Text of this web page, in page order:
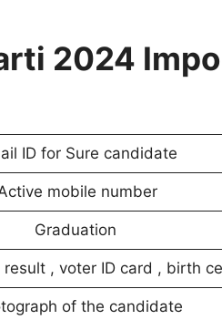
2024
ID for Sure candidate
mobile number
Graduation
result , voter ID card , birth
of the candidate